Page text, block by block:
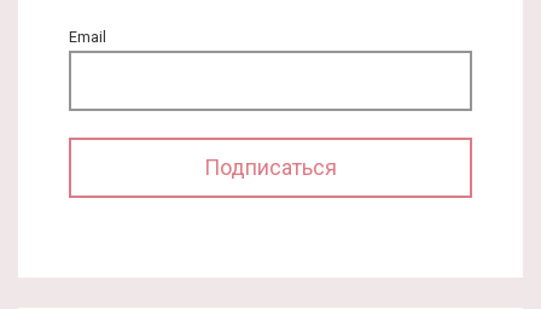
Email